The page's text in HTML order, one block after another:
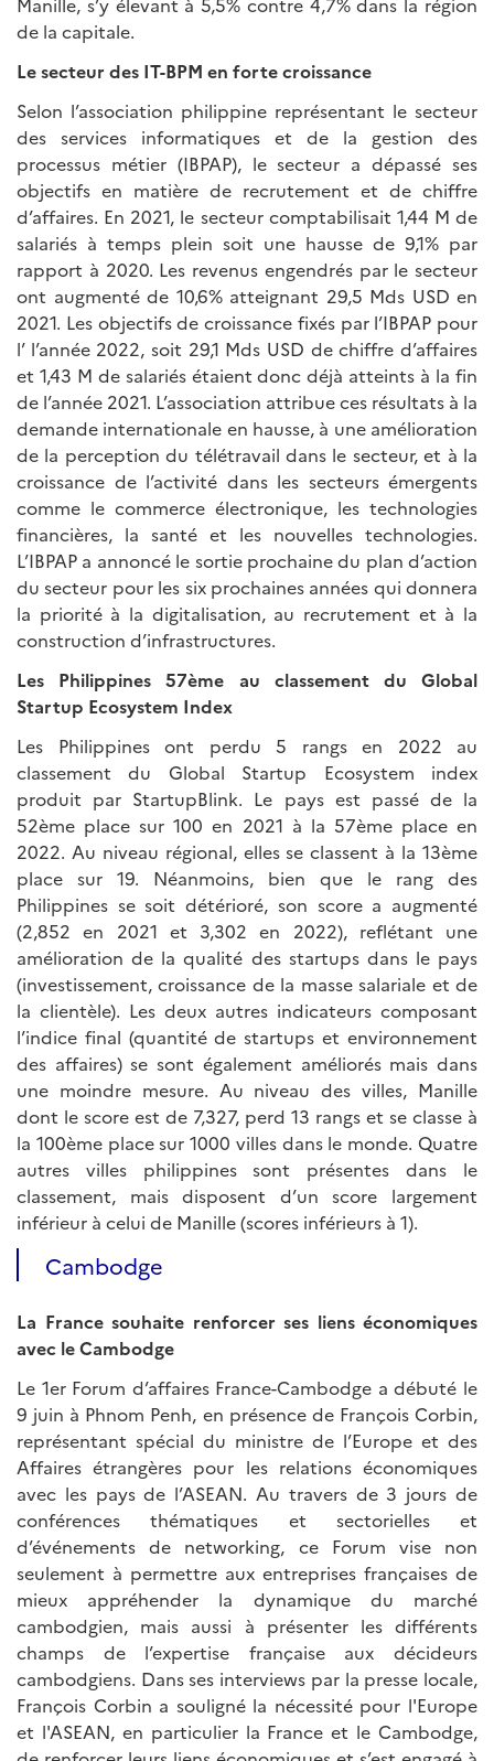
de la capitale.
Le secteur des IT-BPM en forte croissance
Selon l’association philippine représentant le secteur
des services informatiques et de la gestion des
processus métier (IBPAP), le secteur a dépassé ses
objectifs en matière de recrutement et de chiffre
d’affaires. En 2021, le secteur comptabilisait 1,44 M de
salariés à temps plein soit une hausse de 9,1% par
rapport à 2020. Les revenus engendrés par le secteur
ont augmenté de 10,6% atteignant 29,5 Mds USD en
2021. Les objectifs de croissance fixés par l’IBPAP pour
l’ l’année 2022, soit 29,1 Mds USD de chiffre d’affaires
et 1,43 M de salariés étaient donc déjà atteints à la fin
de l’année 2021. L’association attribue ces résultats à la
demande internationale en hausse, à une amélioration
de la perception du télétravail dans le secteur, et à la
croissance de l’activité dans les secteurs émergents
comme le commerce électronique, les technologies
financières, la santé et les nouvelles technologies.
L’IBPAP a annoncé le sortie prochaine du plan d’action
du secteur pour les six prochaines années qui donnera
la priorité à la digitalisation, au recrutement et à la
construction d’infrastructures.
Les Philippines 57ème au classement du Global
Startup Ecosystem Index
Les Philippines ont perdu 5 rangs en 2022 au
classement du Global Startup Ecosystem index
produit par StartupBlink. Le pays est passé de la
52ème place sur 100 en 2021 à la 57ème place en
2022. Au niveau régional, elles se classent à la 13ème
place sur 19. Néanmoins, bien que le rang des
Philippines se soit détérioré, son score a augmenté
(2,852 en 2021 et 3,302 en 2022), reflétant une
amélioration de la qualité des startups dans le pays
(investissement, croissance de la masse salariale et de
la clientèle). Les deux autres indicateurs composant
l’indice final (quantité de startups et environnement
des affaires) se sont également améliorés mais dans
une moindre mesure. Au niveau des villes, Manille
dont le score est de 7,327, perd 13 rangs et se classe à
la 100ème place sur 1000 villes dans le monde. Quatre
autres villes philippines sont présentes dans le
classement, mais disposent d’un score largement
inférieur à celui de Manille (scores inférieurs à 1).
Cambodge
La France souhaite renforcer ses liens économiques
avec le Cambodge
Le 1er Forum d’affaires France-Cambodge a débuté le
9 juin à Phnom Penh, en présence de François Corbin,
représentant spécial du ministre de l’Europe et des
Affaires étrangères pour les relations économiques
avec les pays de l’ASEAN. Au travers de 3 jours de
conférences thématiques et sectorielles et
d’événements de networking, ce Forum vise non
seulement à permettre aux entreprises françaises de
mieux appréhender la dynamique du marché
cambodgien, mais aussi à présenter les différents
champs de l’expertise française aux décideurs
cambodgiens. Dans ses interviews par la presse locale,
François Corbin a souligné la nécessité pour l'Europe
et l'ASEAN, en particulier la France et le Cambodge,